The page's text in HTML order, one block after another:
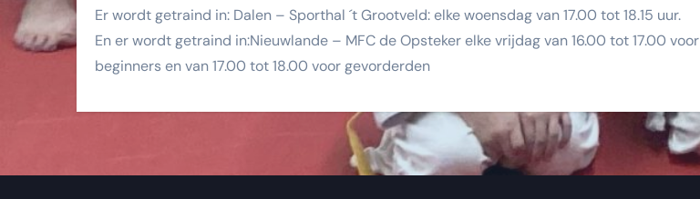
Er wordt getraind in: Dalen – Sporthal ´t Grootveld: elke woensdag van 17.00 tot 18.15 uur.
En er wordt getraind in:Nieuwlande – MFC de Opsteker elke vrijdag van 16.00 tot 17.00 voor
beginners en van 17.00 tot 18.00 voor gevorderden